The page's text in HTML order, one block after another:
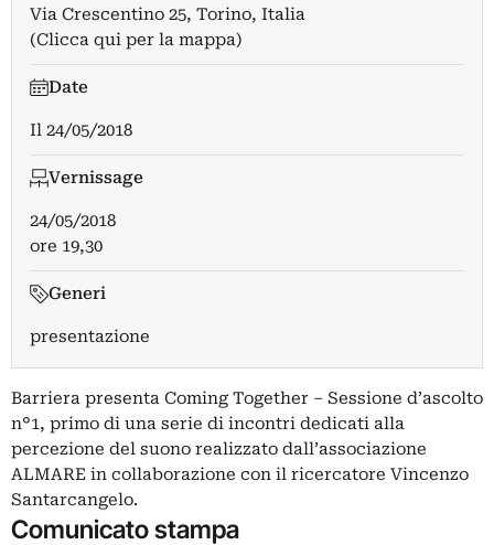
Via Crescentino 25, Torino, Italia
(Clicca qui per la mappa)
Date
Il 24/05/2018
Vernissage
24/05/2018
ore 19,30
Generi
presentazione
Barriera presenta Coming Together – Sessione d’ascolto
n°1, primo di una serie di incontri dedicati alla
percezione del suono realizzato dall’associazione
ALMARE in collaborazione con il ricercatore Vincenzo
Santarcangelo.
Comunicato stampa